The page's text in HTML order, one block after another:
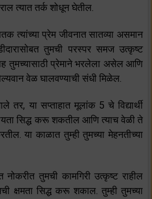
त्यात तर्क शोधून घेतील.
त्यांच्या प्रेम जीवनात सातव्या असमान
तुमची परस्पर समज उत्कृष्ट
तुमच्यासाठी प्रेमाने भरलेला असेल आणि
वेळ घालवण्याची संधी मिळेल.
तर, या सप्ताहात मूलांक 5 चे विद्यार्थी
सिद्ध करू शकतील आणि त्याच वेळी ते
या काळात तुम्ही तुमच्या मेहनतीच्या
नोकरीत तुमची कामगिरी उत्कृष्ट राहील
क्षमता सिद्ध करू शकाल. तुम्ही तुमच्या